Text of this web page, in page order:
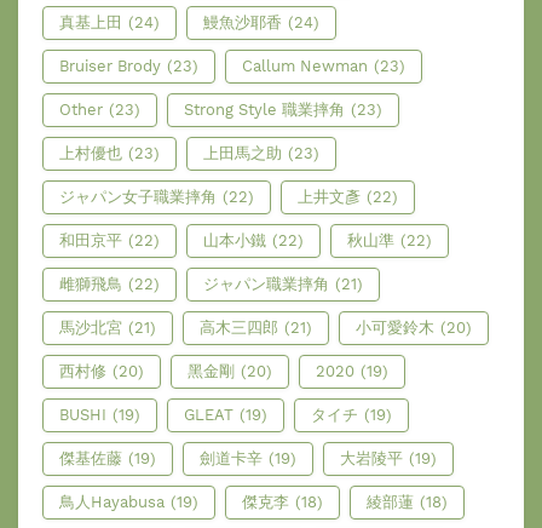
真基上田 (24) 鰻魚沙耶香 (24)
Bruiser Brody (23) Callum Newman (23)
Other (23) Strong Style 職業摔角 (23)
上村優也 (23) 上田馬之助 (23)
ジャパン女子職業摔角 (22) 上井文彥 (22)
和田京平 (22) 山本小鐵 (22) 秋山準 (22)
雌獅飛鳥 (22) ジャパン職業摔角 (21)
馬沙北宮 (21) 高木三四郎 (21) 小可愛鈴木 (20)
西村修 (20) 黑金剛 (20) 2020 (19)
BUSHI (19) GLEAT (19) タイチ (19)
傑基佐藤 (19) 劍道卡辛 (19) 大岩陵平 (19)
鳥人Hayabusa (19) 傑克李 (18) 綾部蓮 (18)